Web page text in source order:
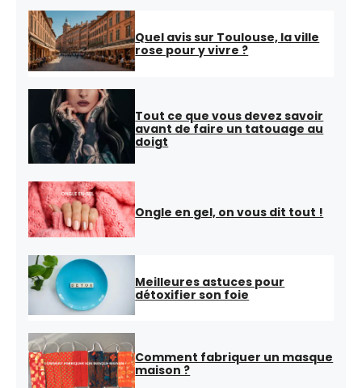
Quel avis sur Toulouse, la ville
rose pour y vivre ?
Tout ce que vous devez savoir
avant de faire un tatouage au
doigt
Ongle en gel, on vous dit tout !
Meilleures astuces pour
détoxifier son foie
Comment fabriquer un masque
maison ?